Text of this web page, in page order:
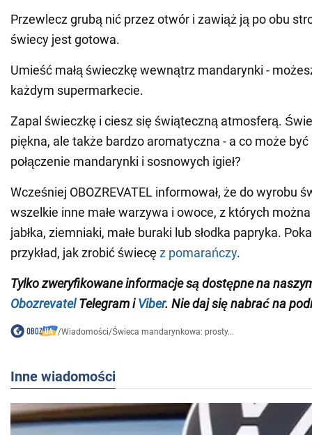
Przewlecz grubą nić przez otwór i zawiąż ją po obu
świecy jest gotowa.
Umieść małą świeczkę wewnątrz mandarynki -
każdym supermarkecie.
Zapal świeczkę i ciesz się świąteczną atmosferą.
piękna, ale także bardzo aromatyczna - a co może
połączenie mandarynki i sosnowych igieł?
Wcześniej OBOZREVATEL informował, że do wyrobu
wszelkie inne małe warzywa i owoce, z których
jabłka, ziemniaki, małe buraki lub słodka papryka.
przykład, jak zrobić świecęz pomarańczy.
Tylko zweryfikowane informacje są dostępne na
ObozrevatelTelegram iViber. Nie daj się nabrać na
/Wiadomości/Świeca mandarynkowa: prosty...
Inne wiadomości